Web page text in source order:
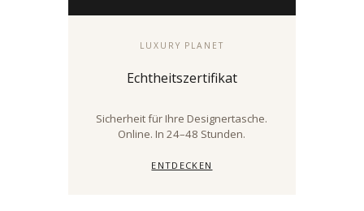
LUXURY PLANET
Echtheitszertifikat
Sicherheit für Ihre Designertasche.
Online. In 24–48 Stunden.
ENTDECKEN